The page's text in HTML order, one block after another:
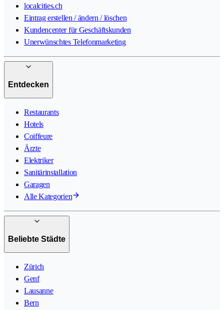
localcities.ch
Eintrag erstellen / ändern / löschen
Kundencenter für Geschäftskunden
Unerwünschtes Telefonmarketing
Entdecken
Restaurants
Hotels
Coiffeure
Ärzte
Elektriker
Sanitärinstallation
Garagen
Alle Kategorien
Beliebte Städte
Zürich
Genf
Lausanne
Bern